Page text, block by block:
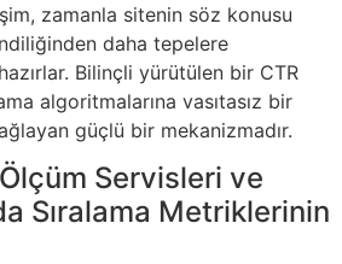
zamanla sitenin söz konusu
daha tepelere
Bilinçli yürütülen bir CTR
algoritmalarına vasıtasız bir
güçlü bir mekanizmadır.
Servisleri ve
Sıralama Metriklerinin